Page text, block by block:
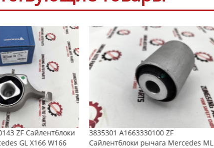
ZF Сайлентблоки
GL X166 W166
3835301 A1663330100 ZF
Сайлентблоки рычага Mercedes ML